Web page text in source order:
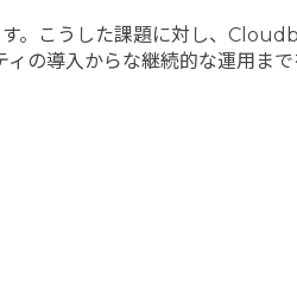
。こうした課題に対し、
の導入からな継続的な運用まで